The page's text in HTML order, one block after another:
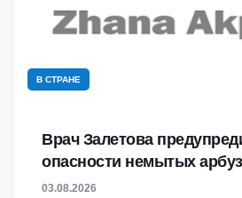
В СТРАНЕ
Врач Залетова
опасности немытых
03.08.2026